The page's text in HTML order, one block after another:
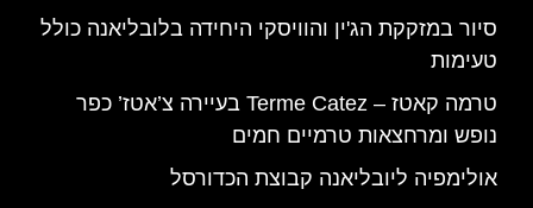
סיור במזקקת הג'ין והוויסקי היחידה בלובליאנה כולל
טעימות
טרמה קאטז – Terme Catez בעיירה צ’אטז’ כפר
נופש ומרחצאות טרמיים חמים
אולימפיה ליובליאנה קבוצת הכדורסל